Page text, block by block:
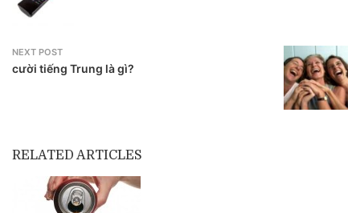
NEXT POST
cười tiếng Trung là gì?
RELATED ARTICLES